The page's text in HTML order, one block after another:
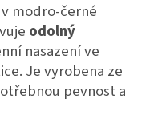
v modro-černé
odolný
nasazení ve
Je vyrobena ze
pevnost a